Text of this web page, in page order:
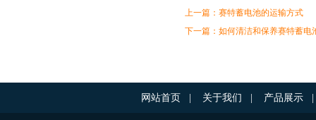
上一篇： 赛特蓄电池的运输方式
下一篇： 如何清洁和保养赛特蓄电
网站首页 关于我们 产品展示